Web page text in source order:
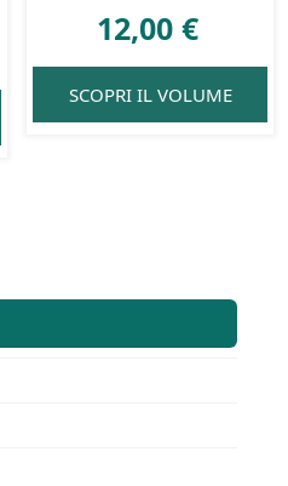
12,00 €
SCOPRI IL VOLUME